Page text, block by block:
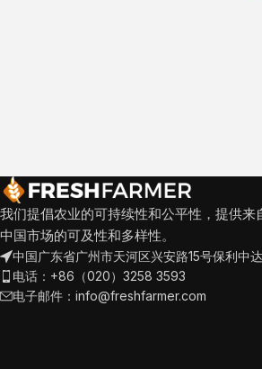
我们提倡农业的可持续性和公平性，提供
中国市场的可及性和多样性。
中国广东省广州市天河区兴安路15号保利中
电话：+86（020）3258 3593
电子邮件：info@freshfarmer.com